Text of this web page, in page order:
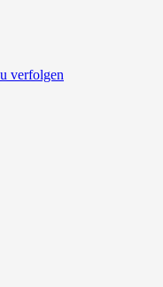
verfolgen